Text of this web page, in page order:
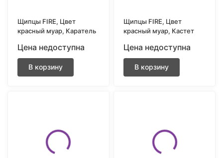
Щипцы FIRE, Цвет
красный муар, Каратель
Цена недоступна
В корзину
Щипцы FIRE, Цвет
красный муар, Кастет
Цена недоступна
В корзину